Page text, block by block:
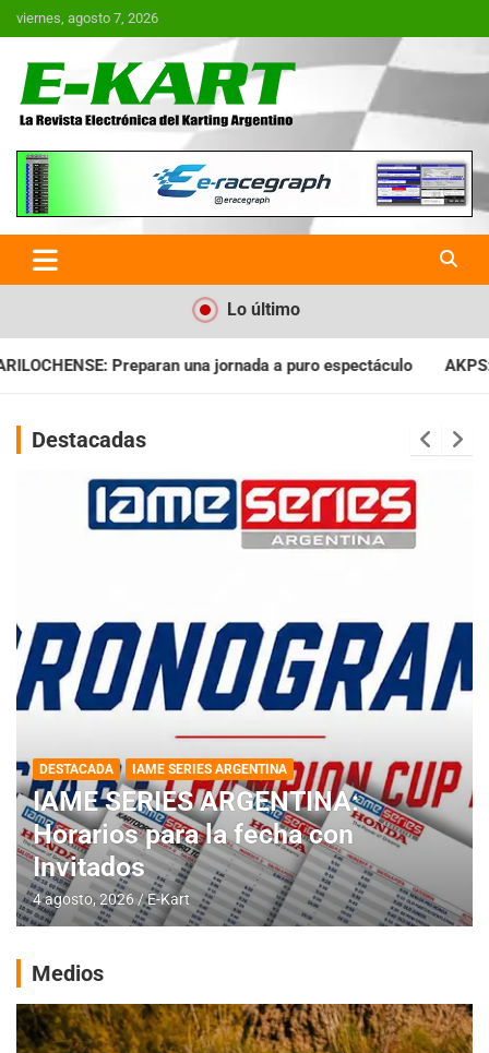
Saltar
al
viernes, agosto 7, 2026
E-Kart.com.ar | La Revista
Electrónica del Karting en
Argentina
Lo último
a puro espectáculo AKPS: Intervino la IGJ y oficializó el
Destacadas
DESTACADA IAME SERIES ARGENTINA
IAME SERIES ARGENTINA:
Horarios para la fecha con
Invitados
4 agosto, 2026 E-Kart
Medios